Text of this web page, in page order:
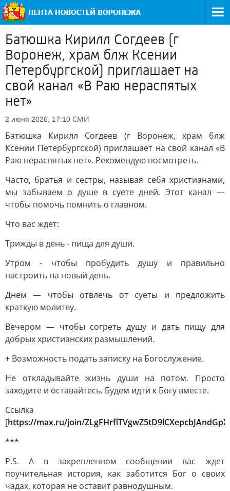
Батюшка Кирилл Согдеев (г
Воронеж, храм блж Ксении
Петербургской) приглашает на
свой канал «В Раю нераспятых
нет»
2 июня 2026, 17:10 СМИ
Батюшка Кирилл Согдеев (г Воронеж, храм блж
Ксении Петербургской) приглашает на свой канал «В
Раю нераспятых нет». Рекомендую посмотреть.
Часто, братья и сестры, называя себя христианами,
мы забываем о душе в суете дней. Этот канал —
чтобы помочь помнить о главном.
Что вас ждет:
Трижды в день - пища для души.
Утром - чтобы пробудить душу и правильно
настроить на новый день.
Днем — чтобы отвлечь от суеты и предложить
краткую молитву.
Вечером — чтобы согреть душу и дать пищу для
добрых христианских размышлений.
+ Возможность подать записку на Богослужение.
Не откладывайте жизнь души на потом. Просто
заходите и оставайтесь. Будем идти к Богу вместе.
Ссылка
[https://max.ru/join/
***
P.S. А в закрепленном сообщении вас ждет
поучительная история, как заботится Бог о своих
чадах, которая не оставит равнодушным.